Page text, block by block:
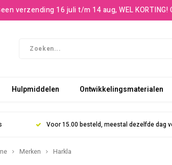
verzending 16 juli t/m 14 aug, WEL KORTING!
Hulpmiddelen Ontwikkelingsmaterialen
Voor 15.00 besteld, meestal dezelfde dag
Merken Harkla